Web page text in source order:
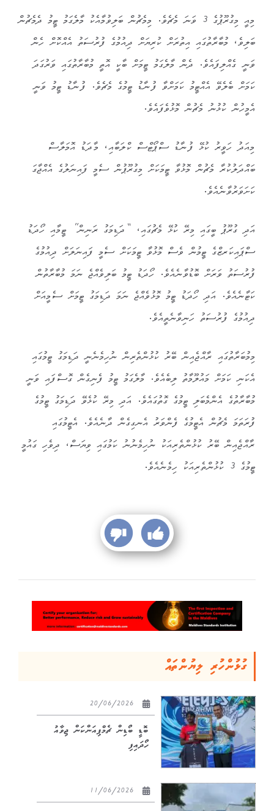
މިއީ މިގުރޫޕުގެ 3 ވަނަ މެޗެވެ. މިމެޗުން ބަލިވުމާއެކު މާލެގަމު ޓީމު ދެމެޗުން
ބަލިވެ، މުބާރާތުގައި އިތުރަށް ކުރިޔަށް ދިއުމުގެ ފުރުސަތު އެއްކޮށް ހެން
ވަނީ ގެއްލިފައެވެ. ދެން މާލެގަމު ޓީމަށް ބާކީ އޮތީ މުބާރާތުގައި ވަރުގަދަ
ކަމަށް ބެލެވޭ އެއްޓީމު ކަމަށްވާ ފުނާޑު ޓީމުގެ މެޗެވެ. ފުނާޑު ޓީމު ވަނީ
އެމީހުން ކުޅުނު މެޗުން މޮޅުވެފައެވެ.
މިއަދު ހަވީރު ކުޅޭ ފުނާޑު ސްޕޯޓްސް ކްލަބާއި، މާދަޑު އޮމަލާސް
ބައްދަލުކުރާ މެޗުން މޮޅުވާ ޓީމަކަށް މިގުރޫޕުން ސެމީ ފައިނަލުގެ އެއްޖާގަ
ކަށަވަރުވާނެއެވެ.
އަދި ގުރޫޕު ބީގައި މިރޭ ކުޅޭ މެޗުގައި، “ދަޑިމަގު ރަނިން” ޓީމާއި ހޯދަޑު
ސްޕައިކަރޒްގެ ޓީމުން ވެސް މޮޅުވާ ޓީމަކަށް ސެމީ ފައިނަލަށް ދިއުމުގެ
ފުރުސަތު ވަރަށް ބޮޑުވާނެއެވެ. ހޯދަޑު ޓީމު ބަލިވެއްޖެ ނަމަ މުބާރާތުން
ކަޓާނެއެވެ. އަދި ހޯދަޑު ޓީމު މޮޅުވެއްޖެ ނަމަ ދަޑިމަގު ޓީމަށް ސެމީއަށް
ދިއުމުގެ ފުރުސަތު ހަނިވާނެތީއެވެ.
މިމުބަރާތުގައި ރާއްޖެއިން ބޭރު ކުޅުންތެރިން ނުހިމެނެނީ ދަޑިމަގު ޓީމުގައި
އެކަނި ކަމަށް މައުލޫމާތު ލިބެއެވެ. މާލެގަމު ޓީމު ފެނިގެން ގޮސްފައި ވަނީ
މުބާރާތުގެ އެންމެބަލި ޓީމުގެ ގޮތުގައެވެ. އަދި މިރޭ ކުޅެވޭ ދަޑިމަގު ޓީމުގެ
ފުރަތަމަ މެޗުން އެޓީމުގެ ފެންވަރު އެނގިގެން ދާނެއެވެ. އެޓީމުގައި
ރާއްޖެއިން ބޭރު ކުޅުންތެރިއަކު ނުހިމެނުނު ކަމުގައި ވިޔަސް، ދިވެހި ގައުމީ
ޓީމުގެ 3 ކުޅުންތެރިއަކު ހިމެނެއެވެ.
ގުޅުންހުރި ލިޔުންތައް
ބޮޑީ ބޯޑިން ޗެމްޕިއަންކަން ޖިވާއު
ހޯދައިފި